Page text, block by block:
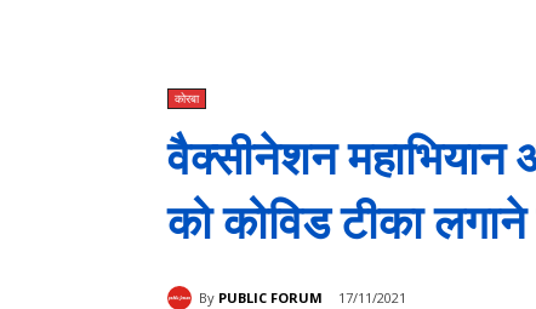
कोरबा
वैक्सीनेशन
को कोविड टीका लगाने
By PUBLIC FORUM 17/11/2021